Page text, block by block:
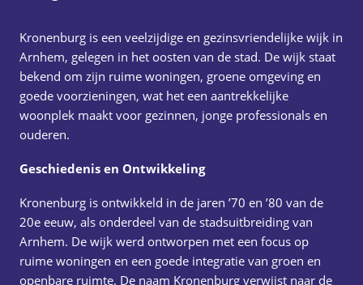
Kronenburg is een veelzijdige en gezinsvriendelijke wijk in
Arnhem, gelegen in het oosten van de stad. De wijk staat
bekend om zijn ruime woningen, groene omgeving en
goede voorzieningen, wat het een aantrekkelijke
woonplek maakt voor gezinnen, jonge professionals en
ouderen.
Geschiedenis en Ontwikkeling
Kronenburg is ontwikkeld in de jaren ’70 en ’80 van de
20e eeuw, als onderdeel van de stadsuitbreiding van
Arnhem. De wijk werd ontworpen met een focus op
ruime woningen en een goede integratie van groen en
openbare ruimte. De naam Kronenburg verwijst naar de